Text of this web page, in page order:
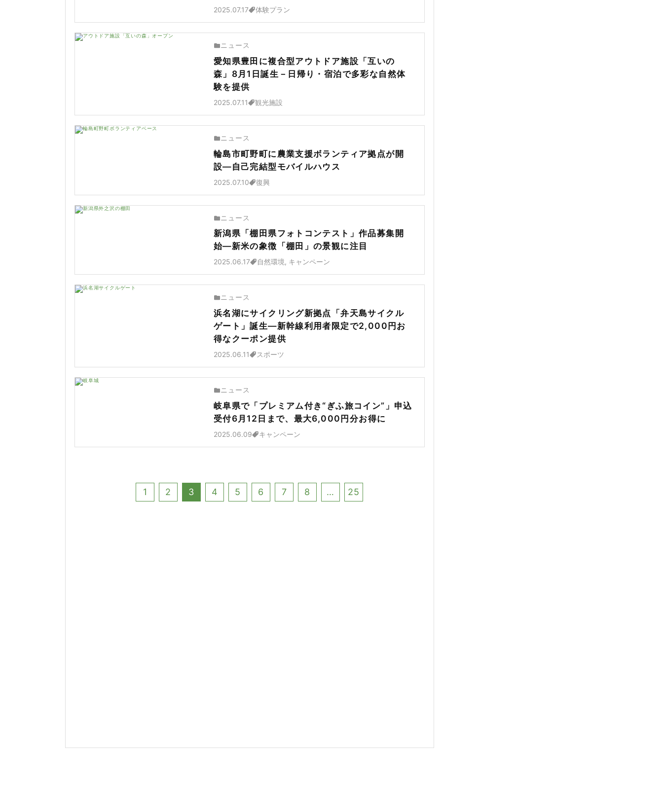
2025.07.17 体験プラン
ニュース
愛知県豊田に複合型アウトドア施設「互いの
森」8月1日誕生－日帰り・宿泊で多彩な自然体
験を提供
2025.07.11 観光施設
ニュース
輪島市町野町に農業支援ボランティア拠点が開
設―自己完結型モバイルハウス
2025.07.10 復興
ニュース
新潟県「棚田県フォトコンテスト」作品募集開
始―新米の象徴「棚田」の景観に注目
2025.06.17 自然環境, キャンペーン
ニュース
浜名湖にサイクリング新拠点「弁天島サイクル
ゲート」誕生―新幹線利用者限定で2,000円お
得なクーポン提供
2025.06.11 スポーツ
ニュース
岐阜県で「プレミアム付き“ぎふ旅コイン”」申込
受付6月12日まで、最大6,000円分お得に
2025.06.09 キャンペーン
1 2 3 4 5 6 7 8 … 25